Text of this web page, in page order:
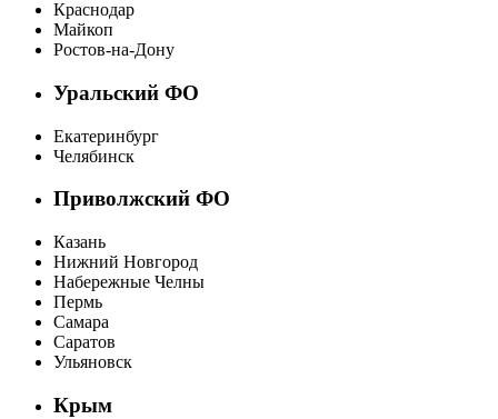
Краснодар
Майкоп
Ростов-на-Дону
Уральский ФО
Екатеринбург
Челябинск
Приволжский ФО
Казань
Нижний Новгород
Набережные Челны
Пермь
Самара
Саратов
Ульяновск
Крым